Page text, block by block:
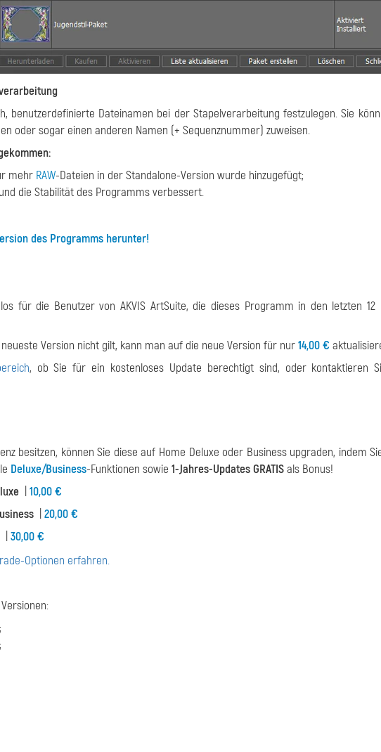
benutzerdefinierte Dateinamen bei der Stapelverarbeitung festzulegen. Sie
oder sogar einen anderen Namen (+ Sequenznummer) zuweisen.
mehr RAW-Dateien in der Standalone-Version wurde hinzugefügt;
die Stabilität des Programms verbessert.
des Programms herunter!
für die Benutzer von AKVIS ArtSuite, die dieses Programm in den letzten
Version nicht gilt, kann man auf die neue Version für nur14,00 €
, ob Sie für ein kostenloses Update berechtigt sind, oder kontaktieren
besitzen, können Sie diese auf Home Deluxe oder Business upgraden, indem
Deluxe/Business-Funktionen sowie 1-Jahres-Updates GRATISals Bonus!
10,00 €
20,00 €
30,00 €
Optionen erfahren.
;
;